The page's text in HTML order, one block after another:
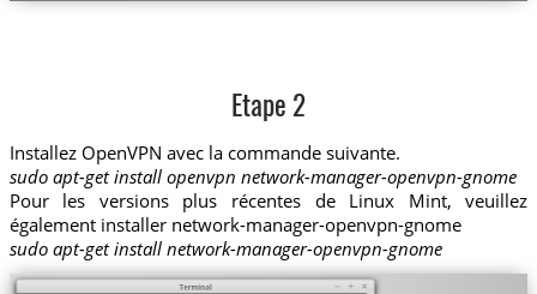
Etape 2
Installez OpenVPN avec la commande suivante.
sudo apt-get install openvpn network-manager-openvpn-gnome
Pour les versions plus récentes de Linux Mint, veuillez
également installer network-manager-openvpn-gnome
sudo apt-get install network-manager-openvpn-gnome